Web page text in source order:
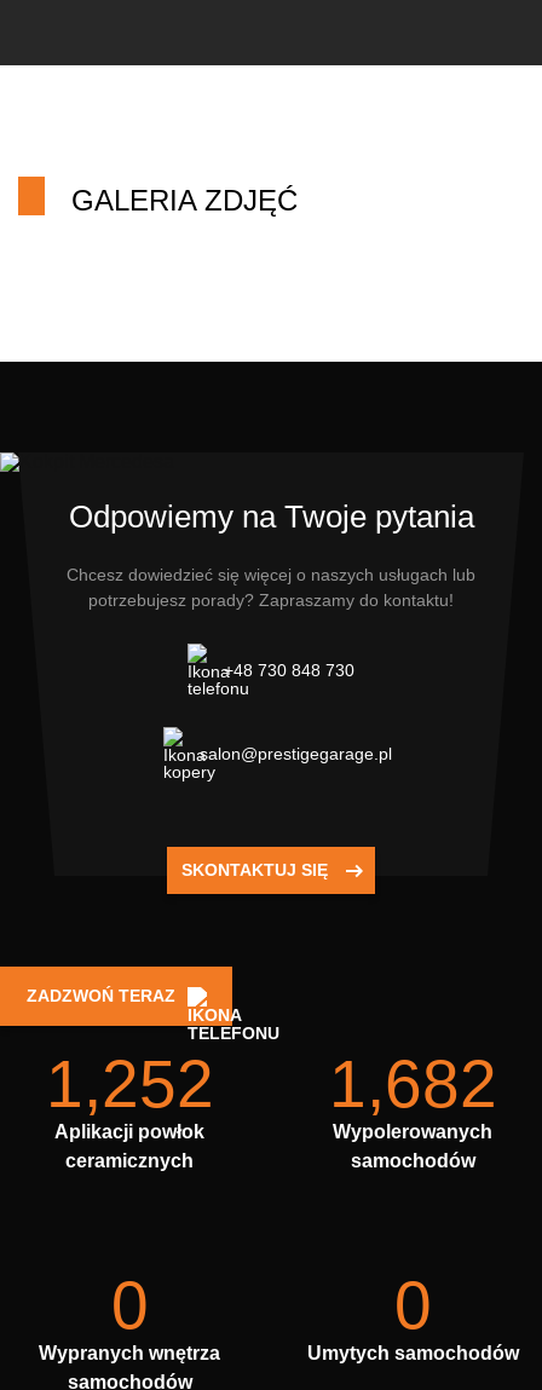
GALERIA ZDJĘĆ
Odpowiemy na Twoje pytania
Chcesz dowiedzieć się więcej o naszych usługach lub
potrzebujesz porady? Zapraszamy do kontaktu!
+48 730 848 730
salon@prestigegarage.pl
SKONTAKTUJ SIĘ
ZADZWOŃ TERAZ
1,252
Aplikacji powłok
ceramicznych
1,682
Wypolerowanych
samochodów
0
Wypranych wnętrza
samochodów
0
Umytych samochodów